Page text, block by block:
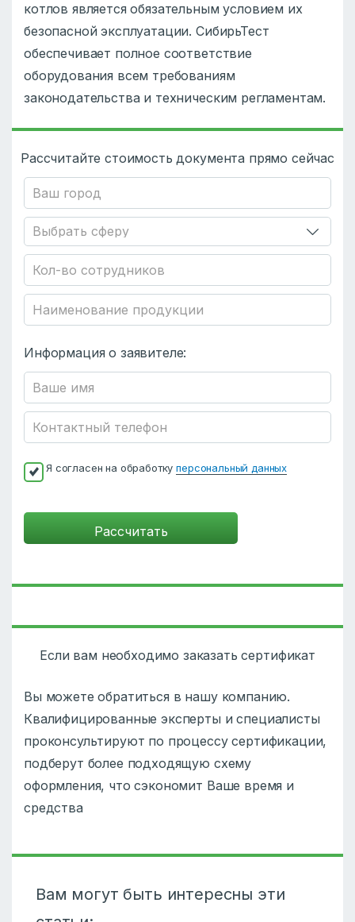
котлов является обязательным условием их
безопасной эксплуатации. СибирьТест
обеспечивает полное соответствие
оборудования всем требованиям
законодательства и техническим регламентам.
Рассчитайте стоимость документа прямо сейчас
Информация о заявителе:
Я согласен на обработкуперсональный данных
Если вам необходимо заказать сертификат
Вы можете обратиться в нашу компанию.
Квалифицированные эксперты и специалисты
проконсультируют по процессу сертификации,
подберут более подходящую схему
оформления, что сэкономит Ваше время и
средства
Вам могут быть интересны эти